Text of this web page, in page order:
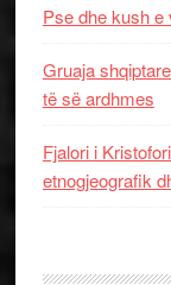
Pse dhe kush
Gruaja
të së ardhmes
Fjalori i
etnogjeografik